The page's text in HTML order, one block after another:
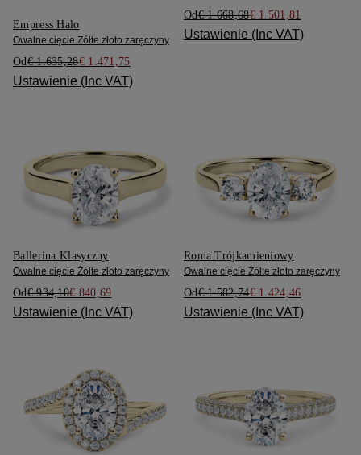
Empress Halo
Owalne cięcie Żółte złoto zaręczyny
Od€ 1.635,28€ 1.471,75
Ustawienie (Inc VAT)
Od€ 1.668,68€ 1.501,81
Ustawienie (Inc VAT)
Ballerina Klasyczny
Owalne cięcie Żółte złoto zaręczyny
Od€ 934,10€ 840,69
Ustawienie (Inc VAT)
Roma Trójkamieniowy
Owalne cięcie Żółte złoto zaręczyny
Od€ 1.582,74€ 1.424,46
Ustawienie (Inc VAT)